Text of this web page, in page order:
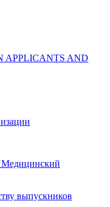
APPLICANTS AND
Медицинский
выпускников